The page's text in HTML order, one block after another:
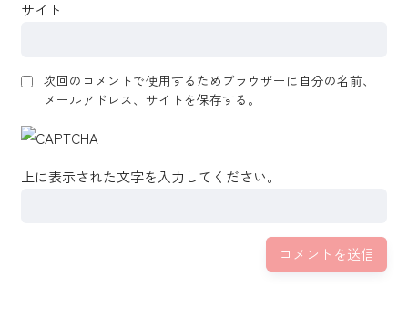
サイト
次回のコメントで使用するためブラウザーに自分の名前、
メールアドレス、サイトを保存する。
上に表示された文字を入力してください。